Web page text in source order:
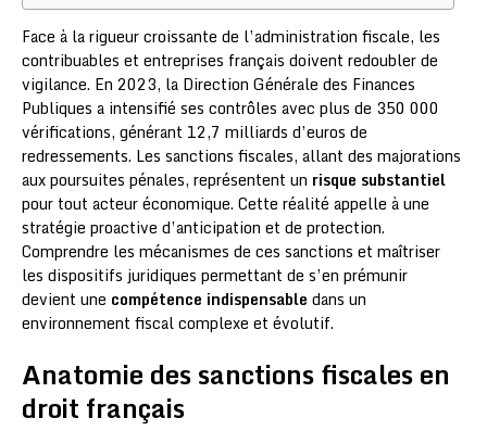
Face à la rigueur croissante de l’administration fiscale, les
contribuables et entreprises français doivent redoubler de
vigilance. En 2023, la Direction Générale des Finances
Publiques a intensifié ses contrôles avec plus de 350 000
vérifications, générant 12,7 milliards d’euros de
redressements. Les sanctions fiscales, allant des majorations
aux poursuites pénales, représentent un risque substantiel
pour tout acteur économique. Cette réalité appelle à une
stratégie proactive d’anticipation et de protection.
Comprendre les mécanismes de ces sanctions et maîtriser
les dispositifs juridiques permettant de s’en prémunir
devient une compétence indispensable dans un
environnement fiscal complexe et évolutif.
Anatomie des sanctions fiscales en
droit français